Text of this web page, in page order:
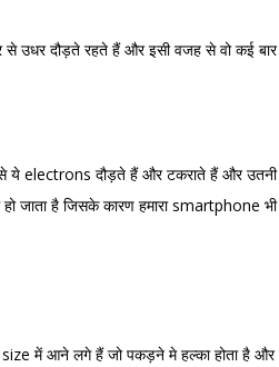
उधर दौड़ते रहते हैं और इसी वजह से वो कई
electrons दौड़ते हैं और टकराते हैं और उतनी
है जिसके कारण हमारा smartphone भी
आने लगे हैं जो पकड़ने मे हल्का होता है और